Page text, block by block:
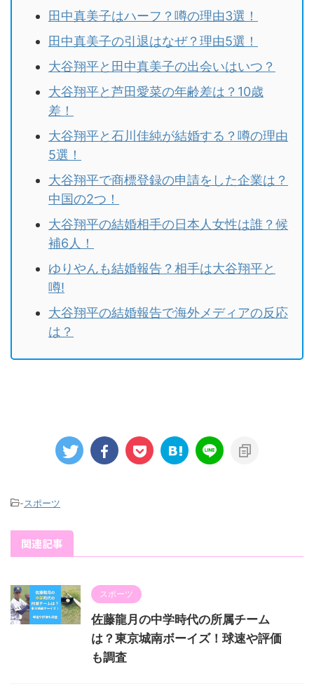
田中真美子はハーフ？噂の理由3選！
田中真美子の引退はなぜ？理由5選！
大谷翔平と田中真美子の出会いはいつ？
大谷翔平と芦田愛菜の年齢差は？10歳
差！
大谷翔平と石川佳純が結婚する？噂の理由
5選！
大谷翔平で商標登録の申請をした企業は？
中国の2つ！
大谷翔平の結婚相手の日本人女性は誰？候
補6人！
ゆりやんも結婚報告？相手は大谷翔平と
噂!
大谷翔平の結婚報告で海外メディアの反応
は？
-スポーツ
関連記事
スポーツ
佐藤龍月の中学時代の所属チーム
は？東京城南ボーイズ！球速や評価
も調査